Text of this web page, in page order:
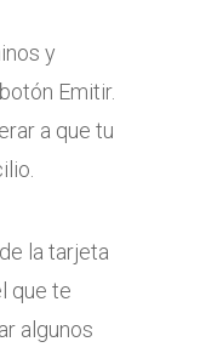
y
Emitir.
a que tu
la tarjeta
que te
algunos